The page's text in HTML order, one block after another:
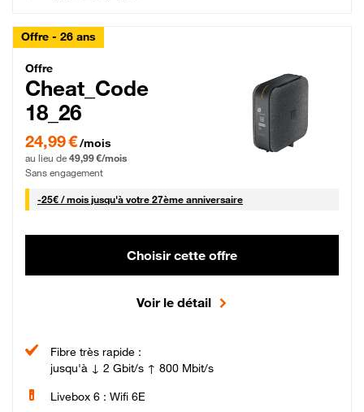
Offre - 26 ans
Cheat_Code Fibre_18_26
Offre
Cheat_Code
18_26
24,99 € par mois pendant 0 mois puis 49,99 € par mois, Sans engagement
24,99 €/mois
au lieu de 49,99 €/mois
Sans engagement
-25€ / mois25 € par mois
jusqu'à votre 27ème anniversaire
Choisir cette offre
Voir le détail
Fibre très rapide :
jusqu'à ↓ 2 Gbit/s ↑ 800 Mbit/s
Livebox 6 : Wifi 6E